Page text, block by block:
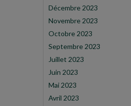
Décembre 2023
Novembre 2023
Octobre 2023
Septembre 2023
Juillet 2023
Juin 2023
Mai 2023
Avril 2023